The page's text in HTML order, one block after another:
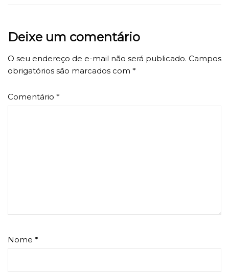
Deixe um comentário
O seu endereço de e-mail não será publicado. Campos
obrigatórios são marcados com *
Comentário *
Nome *